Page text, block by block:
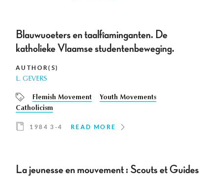
Blauwuoeters en taalfîaminganten. De
katholieke Vlaamse studentenbeweging.
AUTHOR(S)
L. GEVERS
Flemish Movement
Youth Movements
Catholicism
1984 3-4 READ MORE
La jeunesse en mouvement : Scouts et Guides